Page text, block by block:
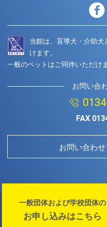
当館は、盲導犬・介助
けます。
一般のペットはご同伴いただけ
お問い合
FAX
お問い合わ
© Copyright 2026 Otaru
一般団体および学校団体の
お申し込みはこちら